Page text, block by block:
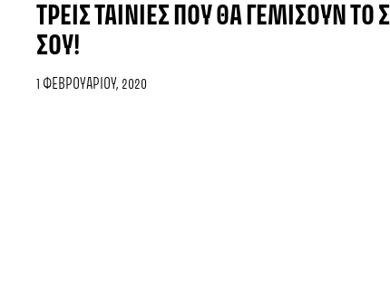
ΤΡΕΙΣ ΤΑΙΝΊΕΣ ΠΟΥ ΘΑ ΓΕΜΊΣΟΥΝ
ΣΟΥ!
1 ΦΕΒΡΟΥΑΡΊΟΥ, 2020